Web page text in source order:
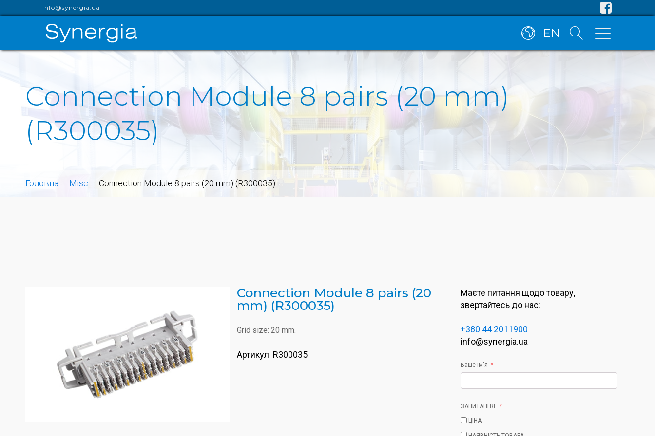
info@synergia.ua
EN
Connection Module 8 pairs (20 mm)
(R300035)
Головна — Misc — Connection Module 8 pairs (20 mm) (R300035)
Connection Module 8 pairs (20
mm) (R300035)
Grid size: 20 mm.
Артикул: R300035
Маєте питання щодо товару,
звертайтесь до нас:
+380 44 2011900
info@synergia.ua
Ваше ім'я
ЗАПИТАННЯ:
ЦІНА